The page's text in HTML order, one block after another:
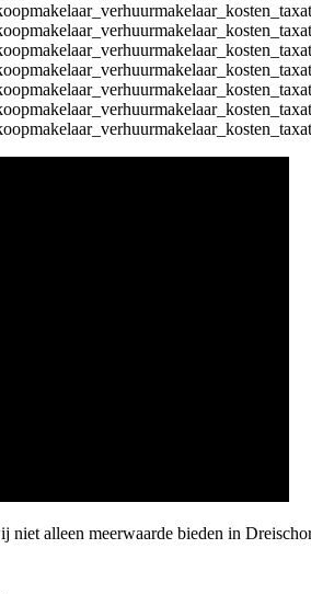
niet alleen meerwaarde bieden in